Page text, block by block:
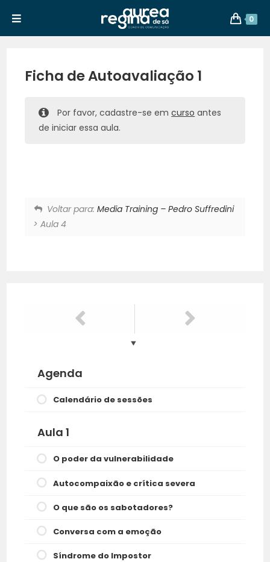
0
Ficha de Autoavaliação 1
Por favor, cadastre-se emcurso antes
de iniciar essa aula.
Voltar para: Media Training – Pedro Suffredini
> Aula 4
Agenda
Calendário de sessões
Aula 1
O poder da vulnerabilidade
Autocompaixão e crítica severa
O que são os sabotadores?
Conversa com a emoção
Síndrome do Impostor